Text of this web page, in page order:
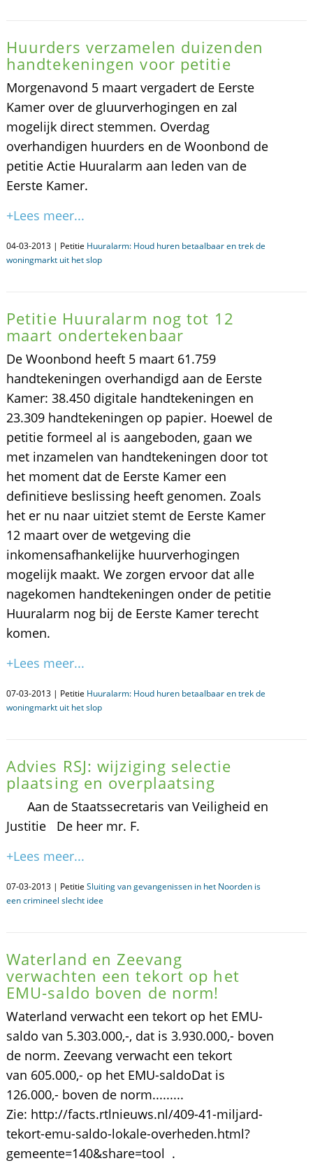
Huurders verzamelen duizenden
handtekeningen voor petitie
Morgenavond 5 maart vergadert de Eerste
Kamer over de gluurverhogingen en zal
mogelijk direct stemmen. Overdag
overhandigen huurders en de Woonbond de
petitie Actie Huuralarm aan leden van de
Eerste Kamer.
+Lees meer...
04-03-2013 | Petitie Huuralarm: Houd huren betaalbaar en trek de
woningmarkt uit het slop
Petitie Huuralarm nog tot 12
maart ondertekenbaar
De Woonbond heeft 5 maart 61.759
handtekeningen overhandigd aan de Eerste
Kamer: 38.450 digitale handtekeningen en
23.309 handtekeningen op papier. Hoewel de
petitie formeel al is aangeboden, gaan we
met inzamelen van handtekeningen door tot
het moment dat de Eerste Kamer een
definitieve beslissing heeft genomen. Zoals
het er nu naar uitziet stemt de Eerste Kamer
12 maart over de wetgeving die
inkomensafhankelijke huurverhogingen
mogelijk maakt. We zorgen ervoor dat alle
nagekomen handtekeningen onder de petitie
Huuralarm nog bij de Eerste Kamer terecht
komen.
+Lees meer...
07-03-2013 | Petitie Huuralarm: Houd huren betaalbaar en trek de
woningmarkt uit het slop
Advies RSJ: wijziging selectie
plaatsing en overplaatsing
Aan de Staatssecretaris van Veiligheid en
Justitie De heer mr. F.
+Lees meer...
07-03-2013 | Petitie Sluiting van gevangenissen in het Noorden is
een crimineel slecht idee
Waterland en Zeevang
verwachten een tekort op het
EMU-saldo boven de norm!
Waterland verwacht een tekort op het EMU-
saldo van 5.303.000,-, dat is 3.930.000,- boven
de norm. Zeevang verwacht een tekort
van 605.000,- op het EMU-saldoDat is
126.000,- boven de norm.........
Zie: http://facts.rtlnieuws.nl/409-41-miljard-
tekort-emu-saldo-lokale-overheden.html?
gemeente=140&share=tool .